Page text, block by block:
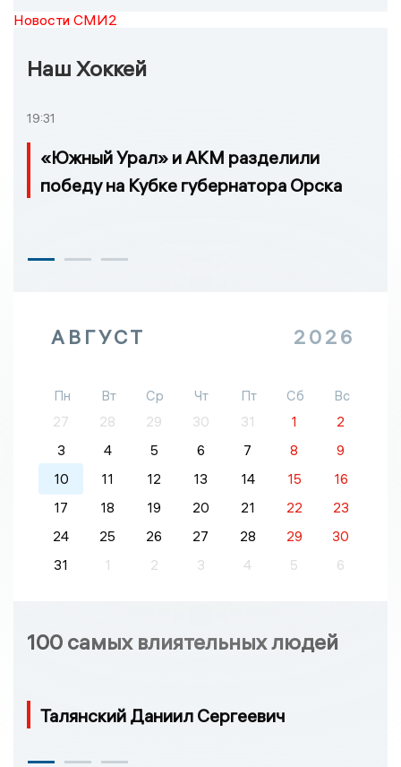
Новости СМИ2
Наш Хоккей
19:31
«Южный Урал» и АКМ разделили
победу на Кубке губернатора Орска
АВГУСТ 2026
Пн Вт Ср Чт Пт Сб
Вс
27
28 29 30 31 1
2
3
4 5 6 7 8
9
10
11 12 13 14 15
16
17
18 19 20 21 22
23
24
25 26 27 28 29
30
31
1 2 3 4 5 6
100 самых влиятельных людей
Талянский Даниил Сергеевич